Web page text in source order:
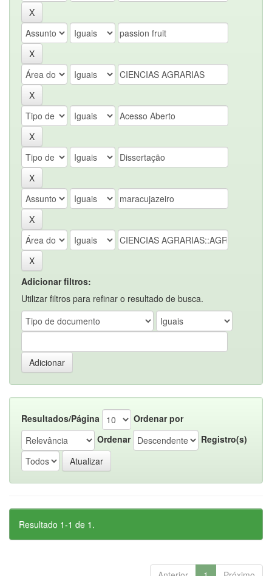
Adicionar filtros:
Utilizar filtros para refinar o resultado de busca.
Resultados/Página
Ordenar por
Ordenar
Registro(s)
Resultado 1-1 de 1.